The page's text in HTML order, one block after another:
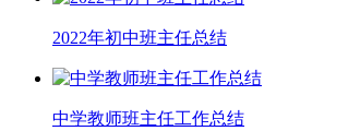
2022年初中班主任总结
中学教师班主任工作总结